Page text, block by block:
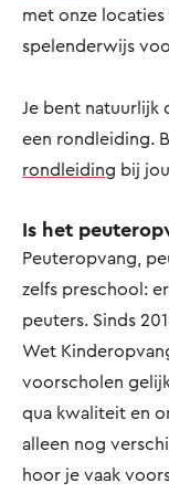
met onze
spelenderwijs
Je bent natuurlijk
een rondleiding.
rondleiding bij
Is het
Peuteropvang,
zelfs preschool:
peuters. Sinds
Wet
voorscholen
qua kwaliteit en
alleen nog
hoor je vaak